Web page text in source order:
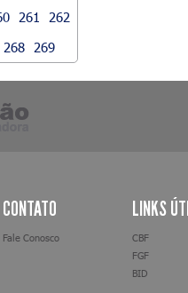
261
262
268 269
CONTATO
Fale Conosco
LINKS
CBF
FGF
BID